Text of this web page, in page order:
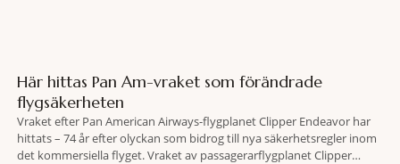
Här hittas Pan Am-vraket som förändrade
flygsäkerheten
Vraket efter Pan American Airways-flygplanet Clipper Endeavor har
hittats – 74 år efter olyckan som bidrog till nya säkerhetsregler inom
det kommersiella flyget. Vraket av passagerarflygplanet Clipper